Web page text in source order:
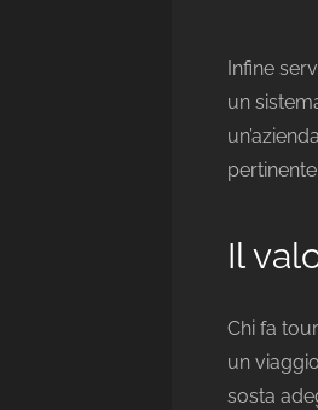
Infine
un
Il
Chi fa
un
sosta